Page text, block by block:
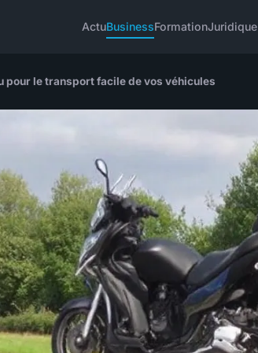
ActuBusinessFormationJuridique
pour le transport facile de vos véhicules